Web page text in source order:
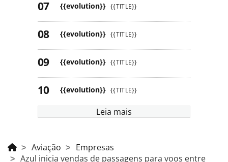
{{evolution}} {{TITLE}}
{{evolution}} {{TITLE}}
{{evolution}} {{TITLE}}
{{evolution}} {{TITLE}}
Leia mais
Aviação
Empresas
Azul inicia vendas de passagens para voos entre